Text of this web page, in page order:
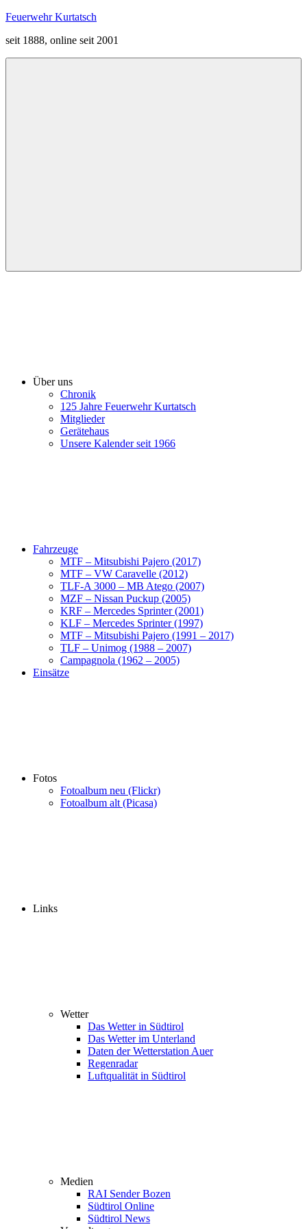
Zum
springen
Feuerwehr Kurtatsch
seit 1888, online seit 2001
Über uns
Chronik
125 Jahre Feuerwehr Kurtatsch
Mitglieder
Gerätehaus
Unsere Kalender seit 1966
Fahrzeuge
MTF – Mitsubishi Pajero (2017)
MTF – VW Caravelle (2012)
TLF-A 3000 – MB Atego (2007)
MZF – Nissan Puckup (2005)
KRF – Mercedes Sprinter (2001)
KLF – Mercedes Sprinter (1997)
MTF – Mitsubishi Pajero (1991 – 2017)
TLF – Unimog (1988 – 2007)
Campagnola (1962 – 2005)
Einsätze
Fotos
Fotoalbum neu (Flickr)
Fotoalbum alt (Picasa)
Links
Wetter
Das Wetter in Südtirol
Das Wetter im Unterland
Daten der Wetterstation Auer
Regenradar
Luftqualität in Südtirol
Medien
RAI Sender Bozen
Südtirol Online
Südtirol News